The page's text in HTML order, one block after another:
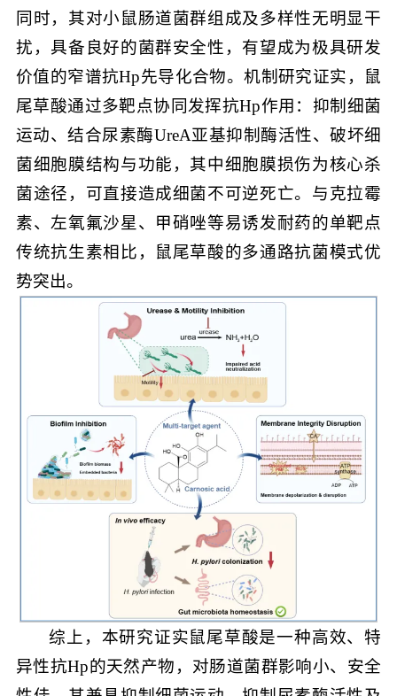
同时，其对小鼠肠道菌群组成及多样性无明显干
扰，具备良好的菌群安全性，有望成为极具研发
价值的窄谱抗Hp先导化合物。机制研究证实，鼠
尾草酸通过多靶点协同发挥抗Hp作用：抑制细菌
运动、结合尿素酶UreA亚基抑制酶活性、破坏细
菌细胞膜结构与功能，其中细胞膜损伤为核心杀
菌途径，可直接造成细菌不可逆死亡。与克拉霉
素、左氧氟沙星、甲硝唑等易诱发耐药的单靶点
传统抗生素相比，鼠尾草酸的多通路抗菌模式优
势突出。
综上，本研究证实鼠尾草酸是一种高效、特
异性抗Hp的天然产物，对肠道菌群影响小、安全